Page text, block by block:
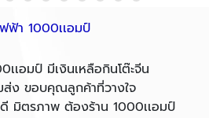
ฟ้า 1000เเอมป์
เเอมป์ มีเงินเหลือกินโต๊ะจีน
ส่ง ขอบคุณลูกค้าที่วางใจ
ดี มิตรภาพ ต้องร้าน 1000เเอมป์